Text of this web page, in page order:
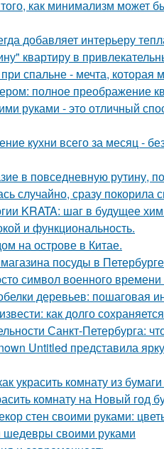
как минимализм может
добавляет интерьеру
квартиру в
спальне - мечта, которая
полное преображение
руками - это отличный
кухни всего за месяц -
в повседневную рутину,
случайно, сразу покорила
KRATA: шаг в будущее
и функциональность.
на острове в Китае.
посуды в
символ военного времени
деревьев: пошаговая
как долго
Санкт-Петербурга:
Untitled представила
украсить комнату из
комнату на Новый год
стен своими руками:
шедевры своими руками